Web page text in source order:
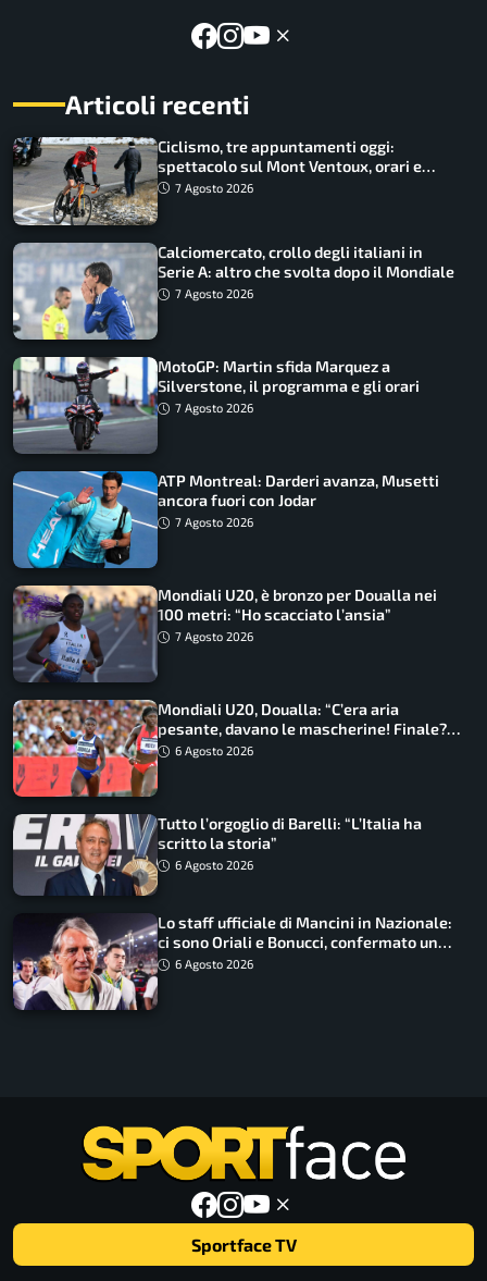
Articoli recenti
Ciclismo, tre appuntamenti oggi:
spettacolo sul Mont Ventoux, orari e
come vederli
7 Agosto 2026
Calciomercato, crollo degli italiani in
Serie A: altro che svolta dopo il Mondiale
7 Agosto 2026
MotoGP: Martin sfida Marquez a
Silverstone, il programma e gli orari
7 Agosto 2026
ATP Montreal: Darderi avanza, Musetti
ancora fuori con Jodar
7 Agosto 2026
Mondiali U20, è bronzo per Doualla nei
100 metri: “Ho scacciato l’ansia”
7 Agosto 2026
Mondiali U20, Doualla: “C’era aria
pesante, davano le mascherine! Finale?
Non ho nulla da perdere”
6 Agosto 2026
Tutto l’orgoglio di Barelli: “L’Italia ha
scritto la storia”
6 Agosto 2026
Lo staff ufficiale di Mancini in Nazionale:
ci sono Oriali e Bonucci, confermato un
ritorno
6 Agosto 2026
Sportface TV